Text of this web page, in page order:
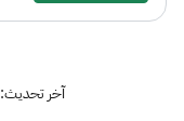
آخر تحديث: 18 يونيو 2026 01:16 م المملكة العربية السعودية